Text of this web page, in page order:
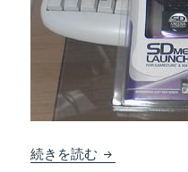
続きを読む GC/Wii SD